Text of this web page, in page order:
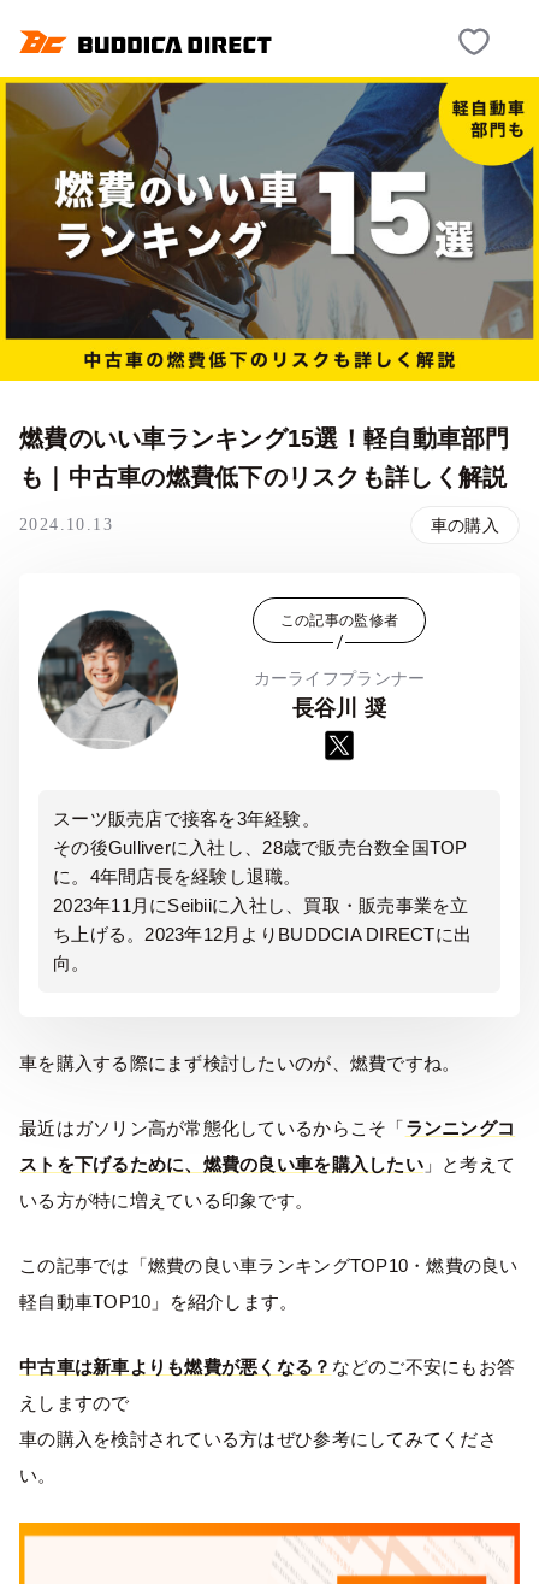
燃費のいい車ランキング15選！軽自動車部門
も｜中古車の燃費低下のリスクも詳しく解説
2024.10.13 車の購入
この記事の監修者
カーライフプランナー
長谷川 奨
スーツ販売店で接客を3年経験。
その後Gulliverに入社し、28歳で販売台数全国TOP
に。4年間店長を経験し退職。
2023年11月にSeibiiに入社し、買取・販売事業を立
ち上げる。2023年12月よりBUDDCIA DIRECTに出
向。
車を購入する際にまず検討したいのが、燃費ですね。
最近はガソリン高が常態化しているからこそ「ランニングコ
ストを下げるために、燃費の良い車を購入したい」と考えて
いる方が特に増えている印象です。
この記事では「燃費の良い車ランキングTOP10・燃費の良い
軽自動車TOP10」を紹介します。
中古車は新車よりも燃費が悪くなる？ などのご不安にもお答
えしますので
車の購入を検討されている方はぜひ参考にしてみてくださ
い。